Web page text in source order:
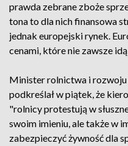
prawda zebrane zboże
tona to dla nich finansowa
jednak europejski rynek.
cenami, które nie zawsze
Minister rolnictwa i rozwoju
podkreślał w piątek, że
"rolnicy protestują w
swoim imieniu, ale także w
zabezpieczyć żywność dla